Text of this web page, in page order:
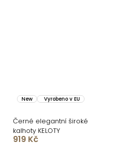
New Vyrobeno v EU
Černé elegantní široké
kalhoty KELOTY
919 Kč